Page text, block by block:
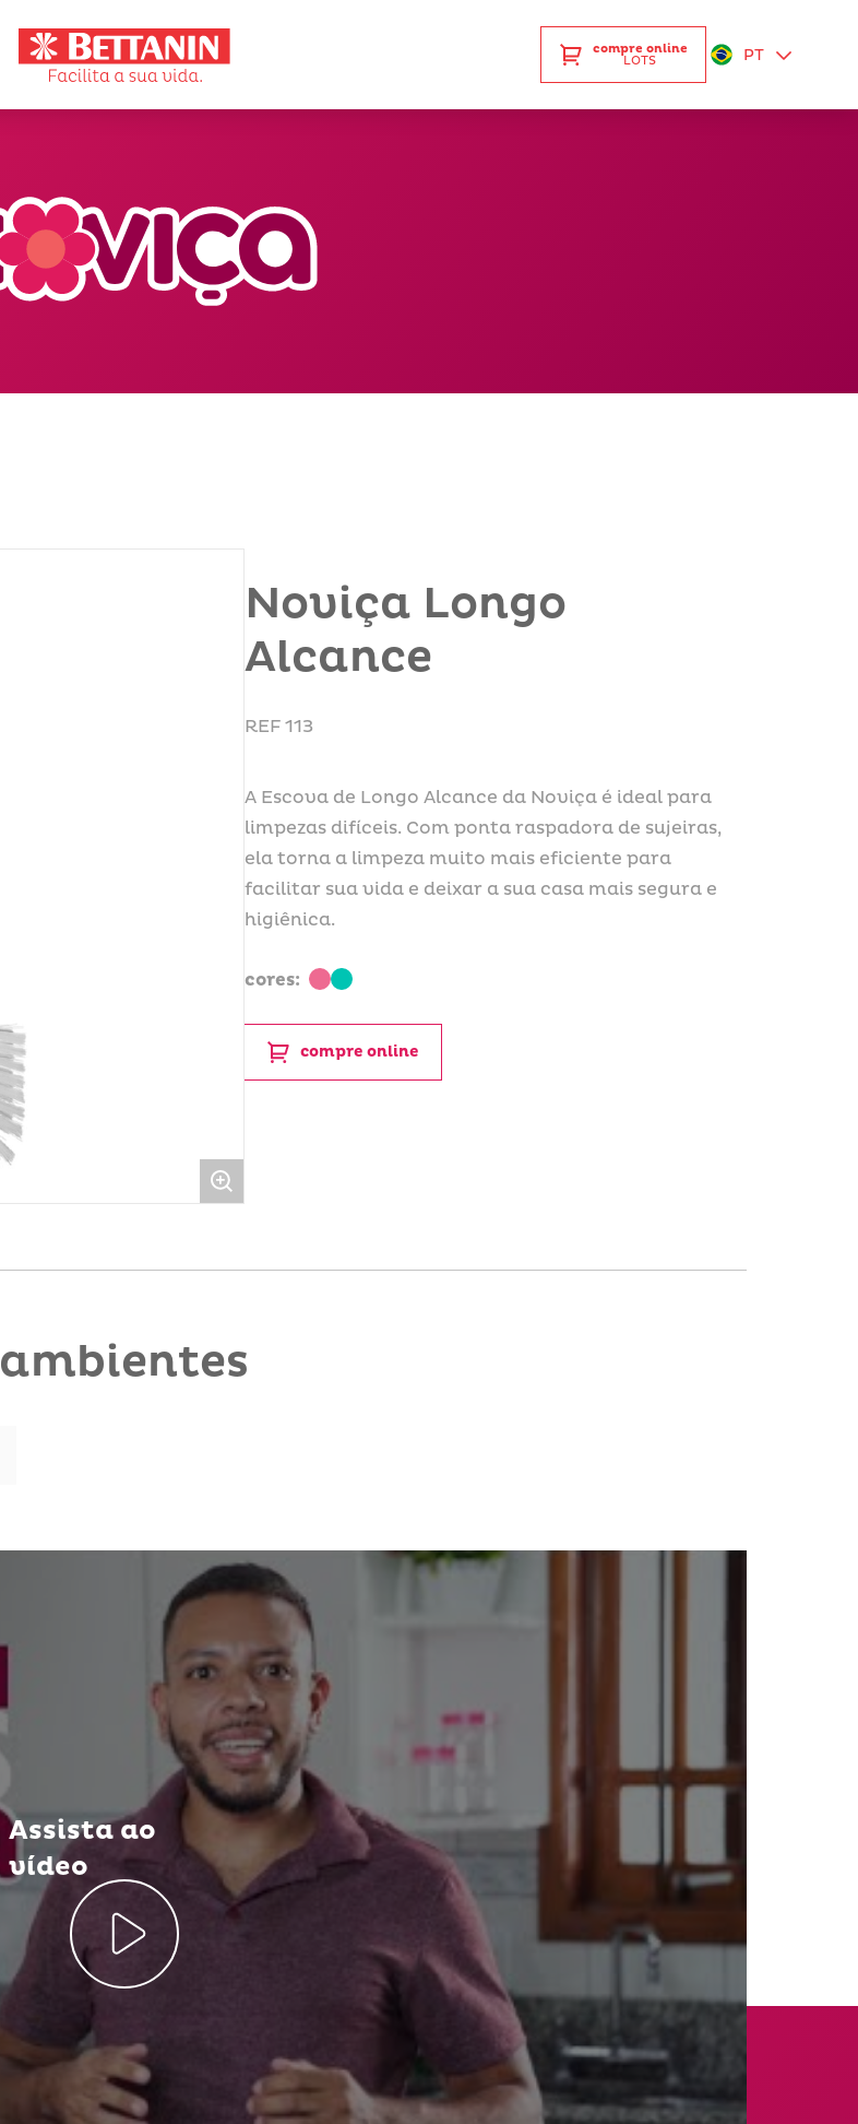
compre online
LOTS
PT
Noviça Longo
Alcance
REF 113
A Escova de Longo Alcance da Noviça é ideal para
limpezas difíceis. Com ponta raspadora de sujeiras,
ela torna a limpeza muito mais eficiente para
facilitar sua vida e deixar a sua casa mais segura e
higiênica.
cores:
compre online
ambientes